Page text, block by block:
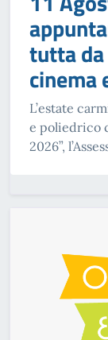
tutta
cinema
L’estate
e poliedrico
2026”,